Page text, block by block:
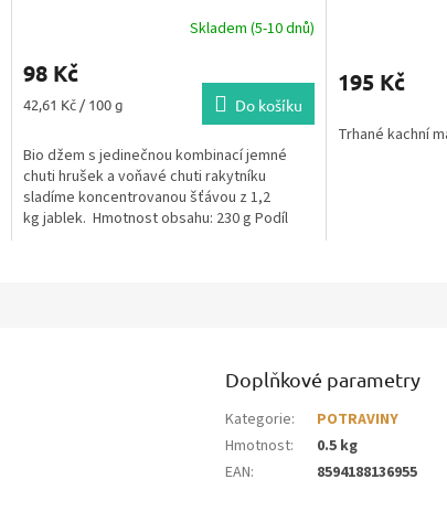
Skladem (5-10 dnů)
98 Kč
Měrná
42,61 Kč / 100 g Do košíku
Bio džem s jedinečnou kombinací jemné
chuti hrušek a voňavé chuti rakytníku
sladíme koncentrovanou šťávou z 1,2
kg jablek. Hmotnost obsahu: 230 g Podíl
195 Kč
Trhané kachní
Doplňkové parametry
Kategorie:
POTRAVINY
Hmotnost:
0.5 kg
EAN: 8594188136955